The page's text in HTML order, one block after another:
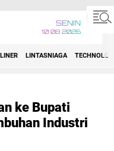
SENIN
10 08 2026
LINTASNIAGA
ke Bupati
Industri